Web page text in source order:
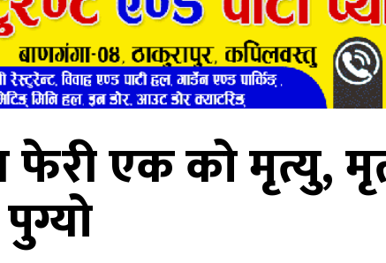
फेरी एक को मृत्यु,